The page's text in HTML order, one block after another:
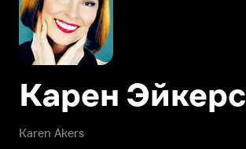
Karen Akers
Карен Эйкерс